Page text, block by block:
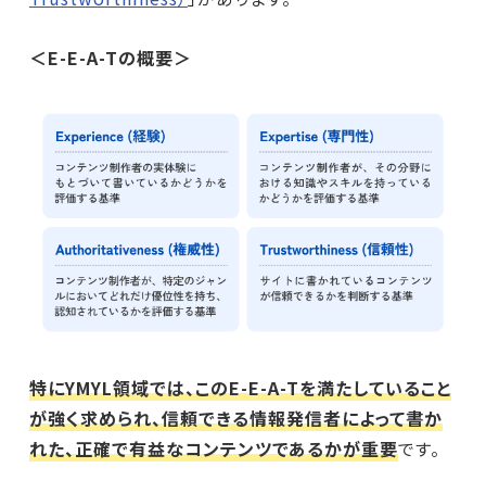
＜E-E-A-Tの概要＞
特にYMYL領域では、このE-E-A-Tを満たしていること
が強く求められ、信頼できる情報発信者によって書か
れた、正確で有益なコンテンツであるかが重要です。